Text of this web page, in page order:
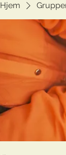
Hjem